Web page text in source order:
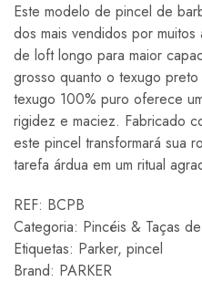
Este modelo de pincel de
dos mais vendidos por
de loft longo para maior
grosso quanto o texugo
texugo 100% puro oferece
rigidez e maciez. Fabricado
este pincel transformará sua
tarefa árdua em um ritual
REF: BCPB
Categoria: Pincéis & Taças
Etiquetas: Parker, pincel
Brand: PARKER